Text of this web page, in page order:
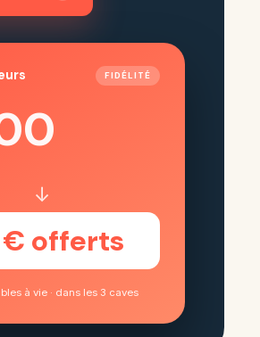
FIDÉLITÉ
↓
offerts
à vie · dans les 3 caves